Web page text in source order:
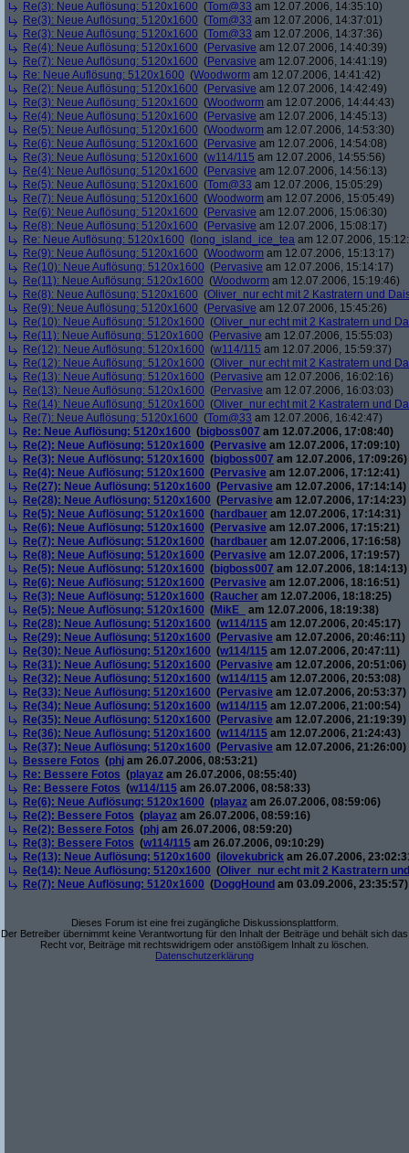
Re(3): Neue Auflösung: 5120x1600 (Tom@33 am 12.07.2006, 14:35:10)
Re(3): Neue Auflösung: 5120x1600 (Tom@33 am 12.07.2006, 14:37:01)
Re(3): Neue Auflösung: 5120x1600 (Tom@33 am 12.07.2006, 14:37:36)
Re(4): Neue Auflösung: 5120x1600 (Pervasive am 12.07.2006, 14:40:39)
Re(7): Neue Auflösung: 5120x1600 (Pervasive am 12.07.2006, 14:41:19)
Re: Neue Auflösung: 5120x1600 (Woodworm am 12.07.2006, 14:41:42)
Re(2): Neue Auflösung: 5120x1600 (Pervasive am 12.07.2006, 14:42:49)
Re(3): Neue Auflösung: 5120x1600 (Woodworm am 12.07.2006, 14:44:43)
Re(4): Neue Auflösung: 5120x1600 (Pervasive am 12.07.2006, 14:45:13)
Re(5): Neue Auflösung: 5120x1600 (Woodworm am 12.07.2006, 14:53:30)
Re(6): Neue Auflösung: 5120x1600 (Pervasive am 12.07.2006, 14:54:08)
Re(3): Neue Auflösung: 5120x1600 (w114/115 am 12.07.2006, 14:55:56)
Re(4): Neue Auflösung: 5120x1600 (Pervasive am 12.07.2006, 14:56:13)
Re(5): Neue Auflösung: 5120x1600 (Tom@33 am 12.07.2006, 15:05:29)
Re(7): Neue Auflösung: 5120x1600 (Woodworm am 12.07.2006, 15:05:49)
Re(6): Neue Auflösung: 5120x1600 (Pervasive am 12.07.2006, 15:06:30)
Re(8): Neue Auflösung: 5120x1600 (Pervasive am 12.07.2006, 15:08:17)
Re: Neue Auflösung: 5120x1600 ( long_island_ice_tea am 12.07.2006,
Re(9): Neue Auflösung: 5120x1600 (Woodworm am 12.07.2006, 15:13:17)
Re(10): Neue Auflösung: 5120x1600 (Pervasive am 12.07.2006, 15:14:17)
Re(11): Neue Auflösung: 5120x1600 (Woodworm am 12.07.2006, 15:19:46)
Re(8): Neue Auflösung: 5120x1600 (Oliver_nur echt mit 2 Kastratern und
Re(9): Neue Auflösung: 5120x1600 (Pervasive am 12.07.2006, 15:45:26)
Re(10): Neue Auflösung: 5120x1600 (Oliver_nur echt mit 2 Kastratern und
Re(11): Neue Auflösung: 5120x1600 (Pervasive am 12.07.2006, 15:55:03)
Re(12): Neue Auflösung: 5120x1600 (w114/115 am 12.07.2006, 15:59:37)
Re(12): Neue Auflösung: 5120x1600 (Oliver_nur echt mit 2 Kastratern und
Re(13): Neue Auflösung: 5120x1600 (Pervasive am 12.07.2006, 16:02:16)
Re(13): Neue Auflösung: 5120x1600 (Pervasive am 12.07.2006, 16:03:03)
Re(14): Neue Auflösung: 5120x1600 (Oliver_nur echt mit 2 Kastratern und
Re(7): Neue Auflösung: 5120x1600 (Tom@33 am 12.07.2006, 16:42:47)
Re: Neue Auflösung: 5120x1600 (bigboss007 am 12.07.2006, 17:08:40)
Re(2): Neue Auflösung: 5120x1600 (Pervasive am 12.07.2006, 17:09:10)
Re(3): Neue Auflösung: 5120x1600 (bigboss007 am 12.07.2006, 17:09:26)
Re(4): Neue Auflösung: 5120x1600 (Pervasive am 12.07.2006, 17:12:41)
Re(27): Neue Auflösung: 5120x1600 (Pervasive am 12.07.2006, 17:14:14)
Re(28): Neue Auflösung: 5120x1600 (Pervasive am 12.07.2006, 17:14:23)
Re(5): Neue Auflösung: 5120x1600 (hardbauer am 12.07.2006, 17:14:31)
Re(6): Neue Auflösung: 5120x1600 (Pervasive am 12.07.2006, 17:15:21)
Re(7): Neue Auflösung: 5120x1600 (hardbauer am 12.07.2006, 17:16:58)
Re(8): Neue Auflösung: 5120x1600 (Pervasive am 12.07.2006, 17:19:57)
Re(5): Neue Auflösung: 5120x1600 (bigboss007 am 12.07.2006, 18:14:13)
Re(6): Neue Auflösung: 5120x1600 (Pervasive am 12.07.2006, 18:16:51)
Re(3): Neue Auflösung: 5120x1600 (Raucher am 12.07.2006, 18:18:25)
Re(5): Neue Auflösung: 5120x1600 (MikE_
am 12.07.2006, 18:19:38)
Re(28): Neue Auflösung: 5120x1600 (w114/115 am 12.07.2006, 20:45:17)
Re(29): Neue Auflösung: 5120x1600 (Pervasive am 12.07.2006, 20:46:11)
Re(30): Neue Auflösung: 5120x1600 (w114/115 am 12.07.2006, 20:47:11)
Re(31): Neue Auflösung: 5120x1600 (Pervasive am 12.07.2006, 20:51:06)
Re(32): Neue Auflösung: 5120x1600 (w114/115 am 12.07.2006, 20:53:08)
Re(33): Neue Auflösung: 5120x1600 (Pervasive am 12.07.2006, 20:53:37)
Re(34): Neue Auflösung: 5120x1600 (w114/115 am 12.07.2006, 21:00:54)
Re(35): Neue Auflösung: 5120x1600 (Pervasive am 12.07.2006, 21:19:39)
Re(36): Neue Auflösung: 5120x1600 (w114/115 am 12.07.2006, 21:24:43)
Re(37): Neue Auflösung: 5120x1600 (Pervasive am 12.07.2006, 21:26:00)
Bessere Fotos (phj am 26.07.2006, 08:53:21)
Re: Bessere Fotos (playaz am 26.07.2006, 08:55:40)
Re: Bessere Fotos (w114/115 am 26.07.2006, 08:58:33)
Re(6): Neue Auflösung: 5120x1600 (playaz am 26.07.2006, 08:59:06)
Re(2): Bessere Fotos (playaz am 26.07.2006, 08:59:16)
Re(2): Bessere Fotos (phj am 26.07.2006, 08:59:20)
Re(3): Bessere Fotos (w114/115 am 26.07.2006, 09:10:29)
Re(13): Neue Auflösung: 5120x1600 (ilovekubrick am 26.07.2006,
Re(14): Neue Auflösung: 5120x1600 (Oliver_nur echt mit 2 Kastratern
Re(7): Neue Auflösung: 5120x1600 (DoggHound am 03.09.2006, 23:35:57)
Dieses Forum ist eine frei zugängliche Diskussionsplattform.
Der Betreiber übernimmt keine Verantwortung für den Inhalt der Beiträge und behält sich das
Recht vor, Beiträge mit rechtswidrigem oder anstößigem Inhalt zu löschen.
Datenschutzerklärung